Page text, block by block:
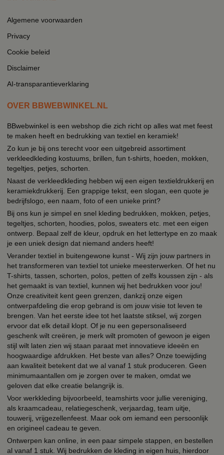
Algemene voorwaarden
Privacy
Cookie beleid
Disclaimer
AI-transparantieverklaring
OVER BBWEBWINKEL.NL
BBwebwinkel is een webshop die zich richt op alles wat met feest
te maken heeft en bedrukking van textiel en keramiek!
Zo kun je bij ons terecht voor een uitgebreid assortiment
verkleedkleding kostuums, brillen, fun t-shirts, hoeden, mokken,
tegeltjes, petjes, schorten.
Naast de verkleedkleding hebben wij een eigen textieldrukkerij en
keramiekdrukkerij. Een grappige tekst, een slogan, een quote je
bedrijfslogo, een naam, foto of een unieke print?
Bij ons kun je simpel en snel kleding bedrukken, mokken, petjes,
tegeltjes, schorten, hoodies, polos, sweaters etc. met een eigen
ontwerp. Bepaal zelf de kleur, opdruk en het lettertype en zo maak
je een uniek design dat niemand anders heeft!
Verander textiel in buitengewone kunst - Wij zijn jouw partners in
het transformeren van textiel tot unieke meesterwerken. Of het nu
T-shirts, tassen, schorten, polos, petten of zelfs koussen zijn - als
het gemaakt is van textiel, kunnen wij het bedrukken voor jou!
Onze creativiteit kent geen grenzen, dankzij onze eigen
ontwerpafdeling die erop gebrand is om jouw visie tot leven te
brengen. Van het eerste idee tot het laatste stiksel, wij zorgen
ervoor dat elk detail klopt. Of je nu een gepersonaliseerd
geschenk wilt creëren, je merk wilt promoten of gewoon je eigen
stijl wilt laten zien wij staan paraat met innovatieve ideeën en
hoogwaardige afdrukken. Het beste van alles? Onze toewijding
aan kwaliteit betekent dat we al vanaf 1 stuk produceren. Geen
minimumaantallen om je zorgen over te maken, omdat we
geloven dat elke creatie belangrijk is.
Voor werkkleding bijvoorbeeld, teamshirts voor jullie vereniging,
als kraamcadeau, relatiegeschenk, verjaardag, team uitje,
touwerij, vrijgezellenfeest. Maar ook om iemand een persoonlijk
en origineel cadeau te geven.
Ontwerpen kan online, in een paar simpele stappen, en bestellen
al vanaf 1 stuk. Wij bedrukken de kleding in eigen huis, hierdoor